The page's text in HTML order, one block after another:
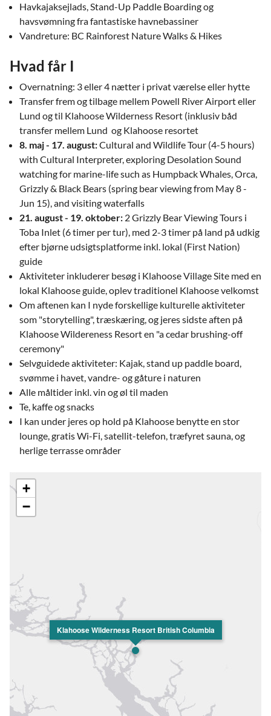
Havkajaksejlads, Stand-Up Paddle Boarding og
havsvømning fra fantastiske havnebassiner
Vandreture: BC Rainforest Nature Walks & Hikes
Hvad får I
Overnatning: 3 eller 4 nætter i privat værelse eller hytte
Transfer frem og tilbage mellem Powell River Airport eller
Lund og til Klahoose Wilderness Resort (inklusiv båd
transfer mellem Lund og Klahoose resortet
8. maj - 17. august:Cultural and Wildlife Tour (4-5 hours)
with Cultural Interpreter, exploring Desolation Sound
watching for marine-life such as Humpback Whales, Orca,
Grizzly & Black Bears (spring bear viewing from May 8 -
Jun 15), and visiting waterfalls
21. august - 19. oktober: 2 Grizzly Bear Viewing Tours i
Toba Inlet (6 timer per tur), med 2-3 timer på land på udkig
efter bjørne udsigtsplatforme inkl. lokal (First Nation)
guide
Aktiviteter inkluderer besøg i Klahoose Village Site med en
lokal Klahoose guide, oplev traditionel Klahoose velkomst
Om aftenen kan I nyde forskellige kulturelle aktiviteter
som "storytelling", træskæring, og jeres sidste aften på
Klahoose Wildereness Resort en "a cedar brushing-off
ceremony"
Selvguidede aktiviteter: Kajak, stand up paddle board,
svømme i havet, vandre- og gåture i naturen
Alle måltider inkl. vin og øl til maden
Te, kaffe og snacks
I kan under jeres op hold på Klahoose benytte en stor
lounge, gratis Wi-Fi, satellit-telefon, træfyret sauna, og
herlige terrasse områder
Klahoose Wilderness Resort British Columbia
+
−